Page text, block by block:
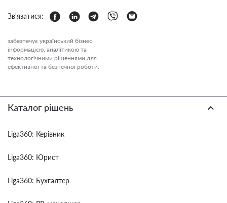
Зв'язатися:
забезпечує український бізнес
інформацією, аналітикою та
технологічними рішеннями для
ефективної та безпечної роботи.
Каталог рішень
Liga360: Керівник
Liga360: Юрист
Liga360: Бухгалтер